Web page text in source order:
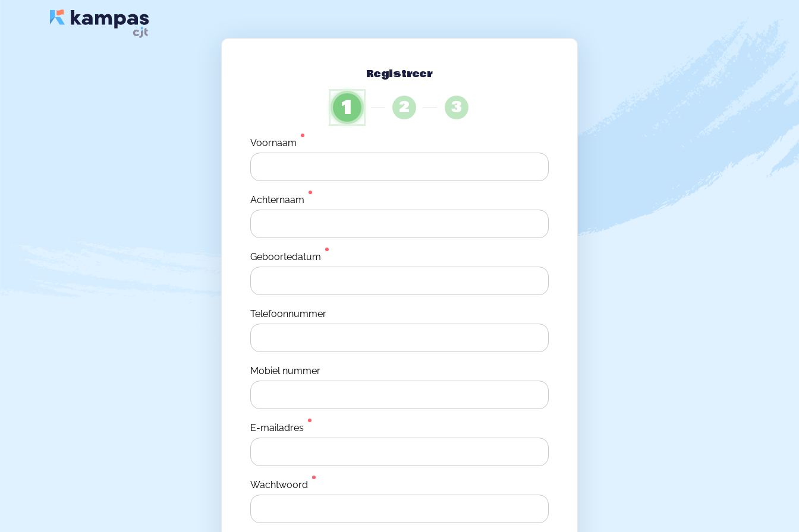
Registreer
1 2 3
Voornaam
Achternaam
Geboortedatum
Telefoonnummer
Mobiel nummer
E-mailadres
Wachtwoord